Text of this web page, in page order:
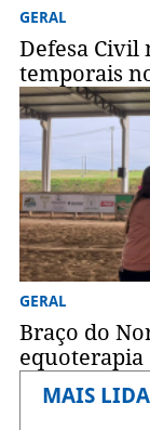
GERAL
Defesa Civil
temporais
GERAL
Braço do
equoterapia
MAIS